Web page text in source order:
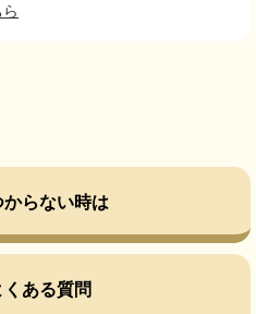
からない時は
くある質問